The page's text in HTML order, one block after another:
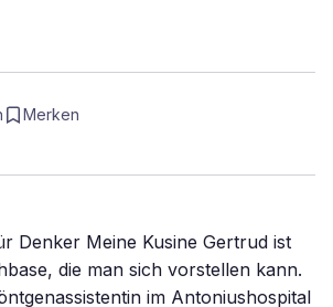
Merken
Denker Meine Kusine Gertrud ist
die man sich vorstellen kann.
im Antoniushospital